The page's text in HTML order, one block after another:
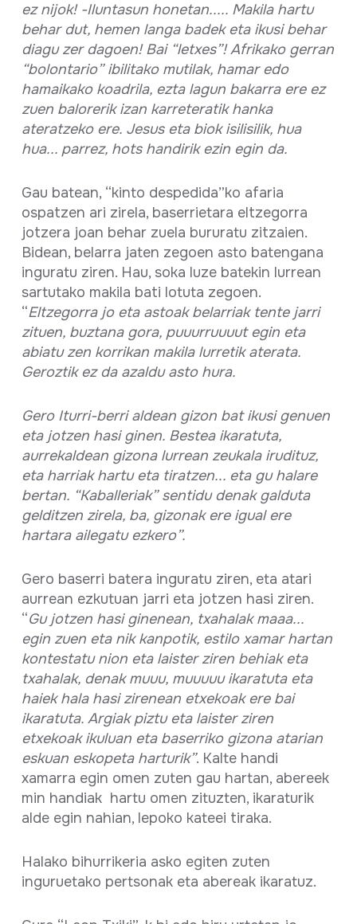
ez nijok! -Iluntasun honetan..... Makila hartu
behar dut, hemen langa badek eta ikusi behar
diagu zer dagoen! Bai “letxes”! Afrikako gerran
“bolontario” ibilitako mutilak, hamar edo
hamaikako koadrila, ezta lagun bakarra ere ez
zuen balorerik izan karreteratik hanka
ateratzeko ere. Jesus eta biok isilisilik, hua
hua... parrez, hots handirik ezin egin da.
Gau batean, “kinto despedida”ko afaria
ospatzen ari zirela, baserrietara eltzegorra
jotzera joan behar zuela bururatu zitzaien.
Bidean, belarra jaten zegoen asto batengana
inguratu ziren. Hau, soka luze batekin lurrean
sartutako makila bati lotuta zegoen.
“Eltzegorra jo eta astoak belarriak tente jarri
zituen, buztana gora, puuurruuuut egin eta
abiatu zen korrikan makila lurretik aterata.
Geroztik ez da azaldu asto hura.
Gero Iturri-berri aldean gizon bat ikusi genuen
eta jotzen hasi ginen. Bestea ikaratuta,
aurrekaldean gizona lurrean zeukala irudituz,
eta harriak hartu eta tiratzen... eta gu halare
bertan. “Kaballeriak” sentidu denak galduta
gelditzen zirela, ba, gizonak ere igual ere
hartara ailegatu ezkero”.
Gero baserri batera inguratu ziren, eta atari
aurrean ezkutuan jarri eta jotzen hasi ziren.
“Gu jotzen hasi ginenean, txahalak maaa...
egin zuen eta nik kanpotik, estilo xamar hartan
kontestatu nion eta laister ziren behiak eta
txahalak, denak muuu, muuuuu ikaratuta eta
haiek hala hasi zirenean etxekoak ere bai
ikaratuta. Argiak piztu eta laister ziren
etxekoak ikuluan eta baserriko gizona atarian
eskuan eskopeta harturik”. Kalte handi
xamarra egin omen zuten gau hartan, abereek
min handiak hartu omen zituzten, ikaraturik
alde egin nahian, lepoko kateei tiraka.
Halako bihurrikeria asko egiten zuten
inguruetako pertsonak eta abereak ikaratuz.